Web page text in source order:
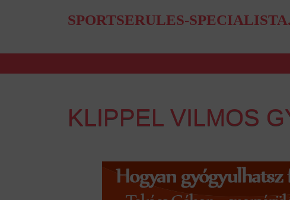
SPORTSERULES-
KLIPPEL VILMOS